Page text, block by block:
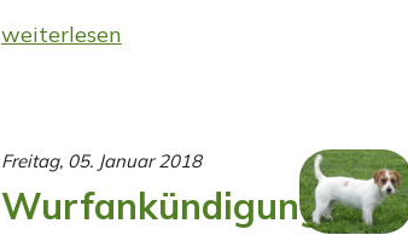
weiterlesen
Freitag, 05. Januar 2018
Wurfankündigung